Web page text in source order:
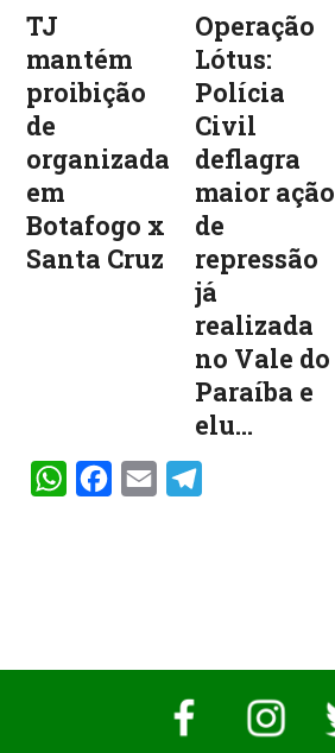
TJ
mantém
proibição
de
organizadas
em
Botafogo x
Santa Cruz
Operação
Lótus:
Polícia
Civil
deflagra
maior ação
de
repressão
já
realizada
no Vale do
Paraíba e
elu...
WhatsAppFacebook
Email